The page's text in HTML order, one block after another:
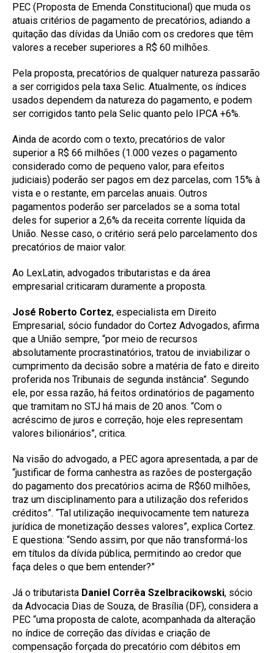
PEC (Proposta de Emenda Constitucional) que muda os
atuais critérios de pagamento de precatórios, adiando a
quitação das dívidas da União com os credores que têm
valores a receber superiores a R$ 60 milhões.
Pela proposta, precatórios de qualquer natureza passarão
a ser corrigidos pela taxa Selic. Atualmente, os índices
usados dependem da natureza do pagamento, e podem
ser corrigidos tanto pela Selic quanto pelo IPCA +6%.
Ainda de acordo com o texto, precatórios de valor
superior a R$ 66 milhões (1.000 vezes o pagamento
considerado como de pequeno valor, para efeitos
judiciais) poderão ser pagos em dez parcelas, com 15% à
vista e o restante, em parcelas anuais. Outros
pagamentos poderão ser parcelados se a soma total
deles for superior a 2,6% da receita corrente líquida da
União. Nesse caso, o critério será pelo parcelamento dos
precatórios de maior valor.
Ao LexLatin, advogados tributaristas e da área
empresarial criticaram duramente a proposta.
José Roberto Cortez, especialista em Direito
Empresarial, sócio fundador do Cortez Advogados, afirma
que a União sempre, “por meio de recursos
absolutamente procrastinatórios, tratou de inviabilizar o
cumprimento da decisão sobre a matéria de fato e direito
proferida nos Tribunais de segunda instância”. Segundo
ele, por essa razão, há feitos ordinatórios de pagamento
que tramitam no STJ há mais de 20 anos. “Com o
acréscimo de juros e correção, hoje eles representam
valores bilionários”, critica.
Na visão do advogado, a PEC agora apresentada, a par de
“justificar de forma canhestra as razões de postergação
do pagamento dos precatórios acima de R$60 milhões,
traz um disciplinamento para a utilização dos referidos
créditos”. “Tal utilização inequivocamente tem natureza
jurídica de monetização desses valores”, explica Cortez.
E questiona: “Sendo assim, por que não transformá-los
em títulos da dívida pública, permitindo ao credor que
faça deles o que bem entender?”
Já o tributarista Daniel Corrêa Szelbracikowski, sócio
da Advocacia Dias de Souza, de Brasília (DF), considera a
PEC “uma proposta de calote, acompanhada da alteração
no índice de correção das dívidas e criação de
compensação forçada do precatório com débitos em